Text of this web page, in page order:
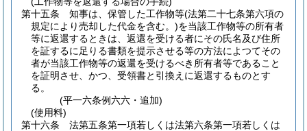
第十五条
知事は、保管した工作物等(法第二十七条第六項の
規定により売却した代金を含む。)を当該工作物等の所有者
等に返還するときは、返還を受ける者にその氏名及び住所
を証するに足りる書類を提示させる等の方法によつてその
者が当該工作物等の返還を受けるべき所有者等であること
を証明させ、かつ、受領書と引換えに返還するものとす
る。
(平一六条例六六・追加)
(使用料)
第十六条
法第五条第一項若しくは法第六条第一項若しくは